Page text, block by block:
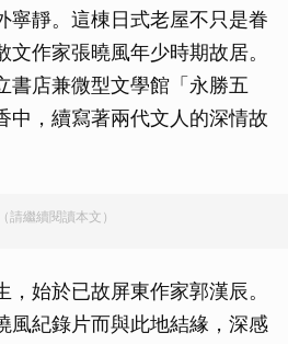
寧靜。這棟日式老屋不只是眷
作家張曉風年少時期故居。
書店兼微型文學館「永勝五
中，續寫著兩代文人的深情故
請繼續閱讀本文）
始於已故屏東作家郭漢辰。
風紀錄片而與此地結緣，深感